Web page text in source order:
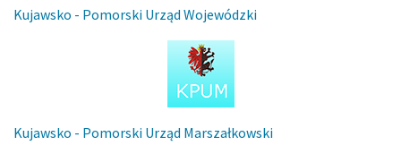
Kujawsko - Pomorski Urząd Wojewódzki
Kujawsko - Pomorski Urząd Marszałkowski